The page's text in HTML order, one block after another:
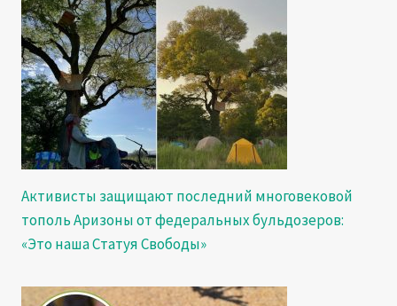
Активисты защищают последний многовековой
тополь Аризоны от федеральных бульдозеров:
«Это наша Статуя Свободы»